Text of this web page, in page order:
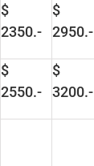
$
2350.-
$
2950.-
$
2550.-
$
3200.-